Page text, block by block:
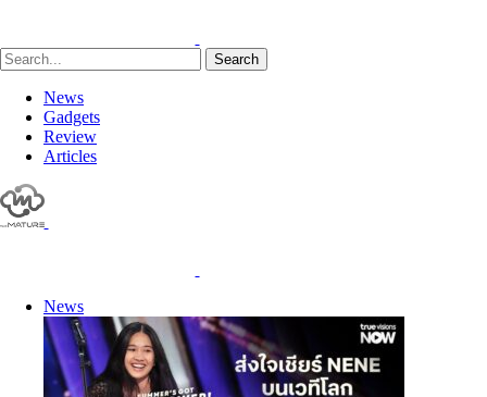
Search
News
Gadgets
Review
Articles
News